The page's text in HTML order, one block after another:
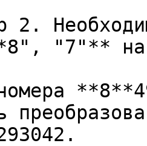
2.
"7"**